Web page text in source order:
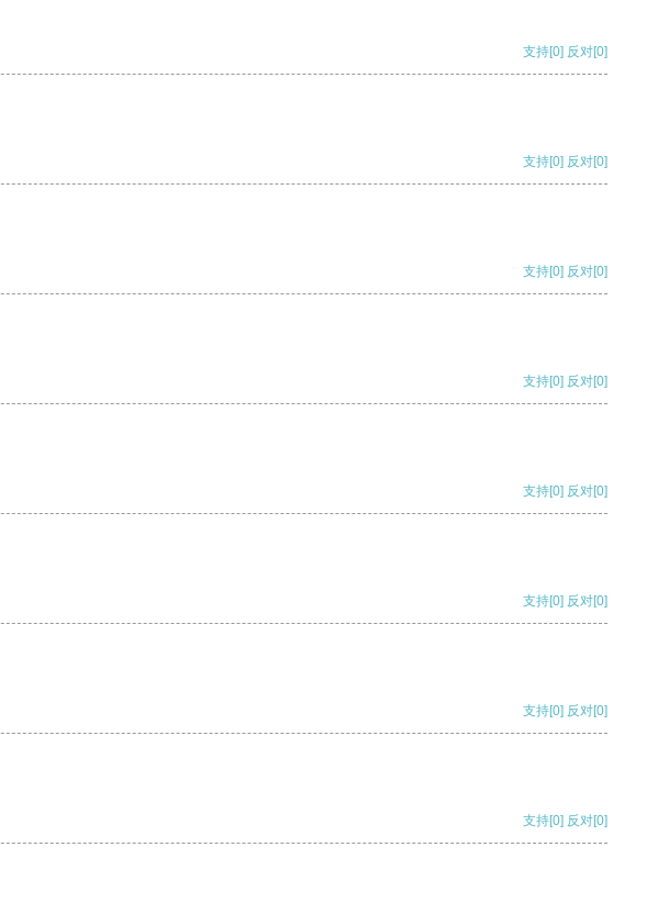
支持[0] 反对[0]
支持[0] 反对[0]
支持[0] 反对[0]
支持[0] 反对[0]
支持[0] 反对[0]
支持[0] 反对[0]
支持[0] 反对[0]
支持[0] 反对[0]